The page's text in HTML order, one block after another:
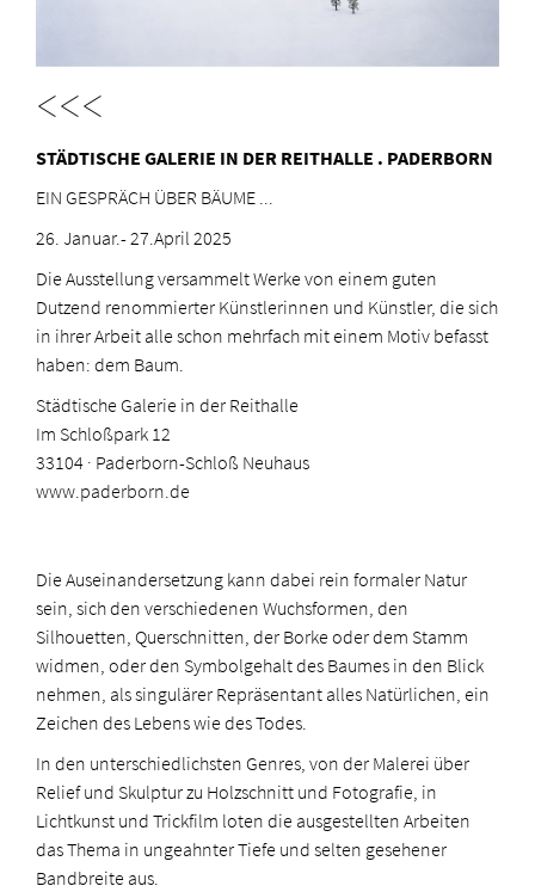
<<<
STÄDTISCHE GALERIE IN DER REITHALLE . PADERBORN
EIN GESPRÄCH ÜBER BÄUME ...
26. Januar.- 27.April 2025
Die Ausstellung versammelt Werke von einem guten
Dutzend renommierter Künstlerinnen und Künstler, die sich
in ihrer Arbeit alle schon mehrfach mit einem Motiv befasst
haben: dem Baum.
Städtische Galerie in der Reithalle
Im Schloßpark 12
33104 · Paderborn-Schloß Neuhaus
www.paderborn.de
Die Auseinandersetzung kann dabei rein formaler Natur
sein, sich den verschiedenen Wuchsformen, den
Silhouetten, Querschnitten, der Borke oder dem Stamm
widmen, oder den Symbolgehalt des Baumes in den Blick
nehmen, als singulärer Repräsentant alles Natürlichen, ein
Zeichen des Lebens wie des Todes.
In den unterschiedlichsten Genres, von der Malerei über
Relief und Skulptur zu Holzschnitt und Fotografie, in
Lichtkunst und Trickfilm loten die ausgestellten Arbeiten
das Thema in ungeahnter Tiefe und selten gesehener
Bandbreite aus.